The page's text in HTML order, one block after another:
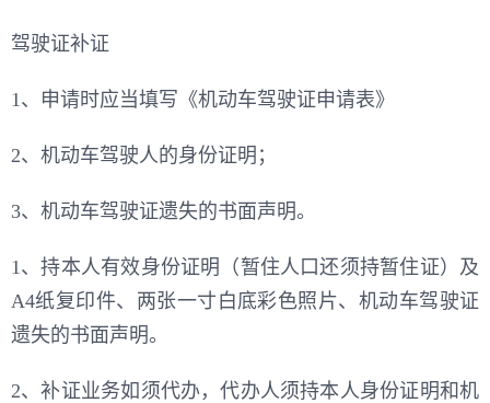
驾驶证补证
1、申请时应当填写《机动车驾驶证申请表》
2、机动车驾驶人的身份证明；
3、机动车驾驶证遗失的书面声明。
1、持本人有效身份证明（暂住人口还须持暂住证）及
A4纸复印件、两张一寸白底彩色照片、机动车驾驶证
遗失的书面声明。
2、补证业务如须代办，代办人须持本人身份证明和机